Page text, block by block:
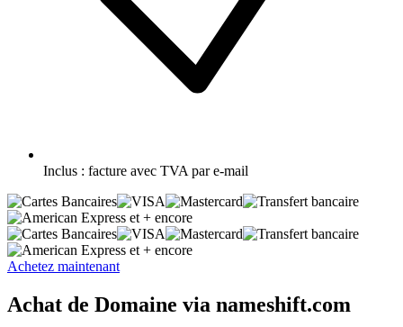
Inclus : facture avec TVA par e-mail
et + encore
et + encore
Achetez maintenant
Achat de Domaine via nameshift.com